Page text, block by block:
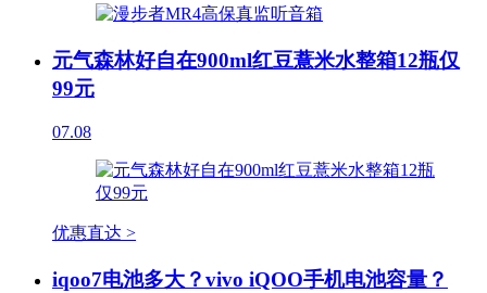
元气森林好自在900ml红豆薏米水整箱12瓶仅
99元
07.08
优惠直达 >
iqoo7电池多大？vivo iQOO手机电池容量？